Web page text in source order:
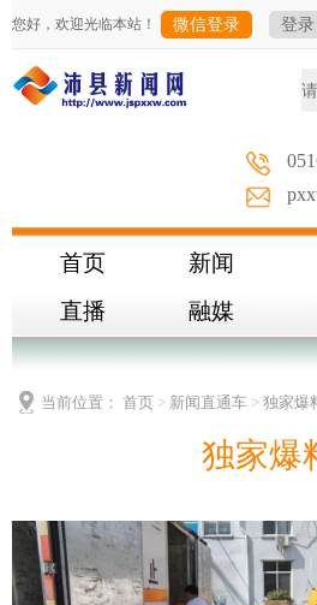
您好，欢迎光临本站！ 微信登录 登录
首页 新闻
直播
融媒
当前位置： 首页 > 新闻直通车 > 独家爆
独家爆